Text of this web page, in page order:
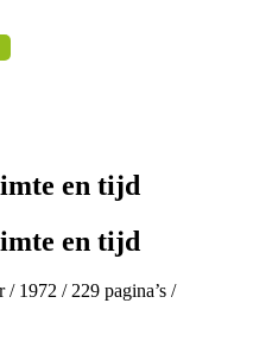
en tijd
en tijd
1972 / 229 pagina’s /